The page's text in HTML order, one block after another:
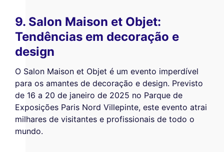
9. Salon Maison et Objet:
Tendências em decoração e
design
O Salon Maison et Objet é um evento imperdível
para os amantes de decoração e design. Previsto
de 16 a 20 de janeiro de 2025 no Parque de
Exposições Paris Nord Villepinte, este evento atrai
milhares de visitantes e profissionais de todo o
mundo.